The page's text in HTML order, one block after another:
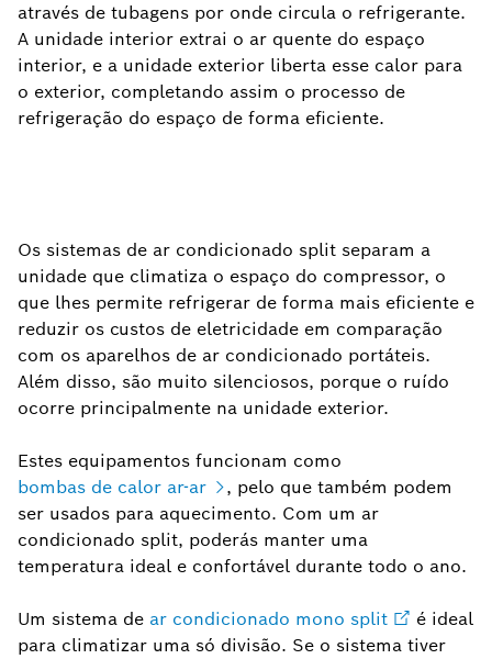
através de tubagens por onde circula o refrigerante.
A unidade interior extrai o ar quente do espaço
interior, e a unidade exterior liberta esse calor para
o exterior, completando assim o processo de
refrigeração do espaço de forma eficiente.
Os sistemas de ar condicionado split separam a
unidade que climatiza o espaço do compressor, o
que lhes permite refrigerar de forma mais eficiente e
reduzir os custos de eletricidade em comparação
com os aparelhos de ar condicionado portáteis.
Além disso, são muito silenciosos, porque o ruído
ocorre principalmente na unidade exterior.
Estes equipamentos funcionam como
bombas de calor ar-ar
, pelo que também podem
ser usados para aquecimento. Com um ar
condicionado split, poderás manter uma
temperatura ideal e confortável durante todo o ano.
Um sistema de ar condicionado mono split
é ideal
para climatizar uma só divisão. Se o sistema tiver